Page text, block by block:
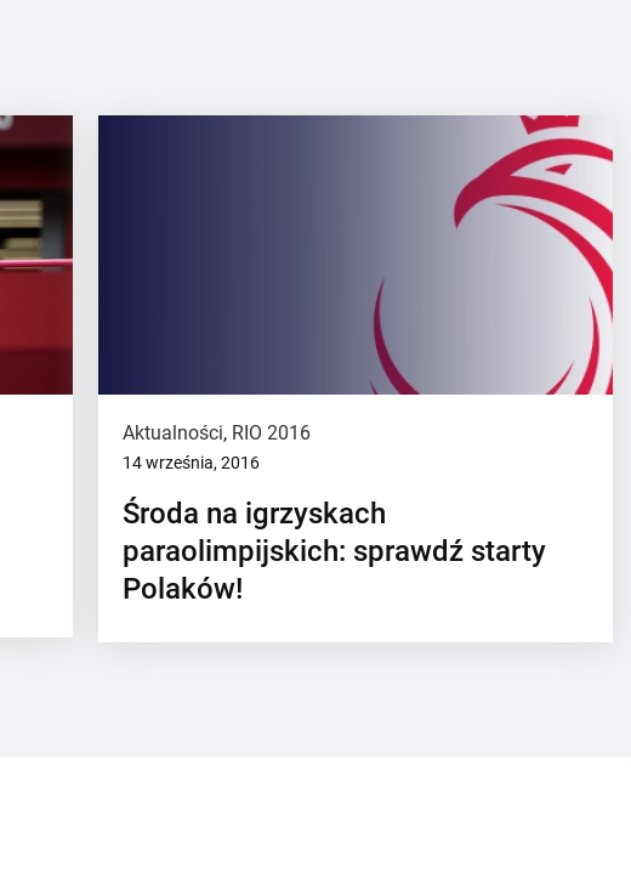
Aktualności, RIO 2016
14 września, 2016
Środa na igrzyskach
paraolimpijskich: sprawdź starty
Polaków!